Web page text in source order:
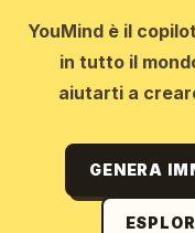
YouMind è il
in tutto il
aiutarti a
GENERA